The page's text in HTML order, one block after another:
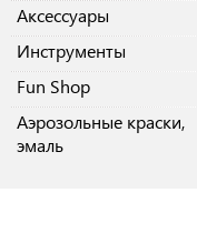
Аксессуары
Инструменты
Fun Shop
Аэрозольные краски,
эмаль